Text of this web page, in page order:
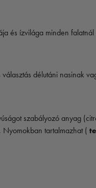
és ízvilága minden
délutáni nasinak
szabályozó anyag
tartalmazhat (